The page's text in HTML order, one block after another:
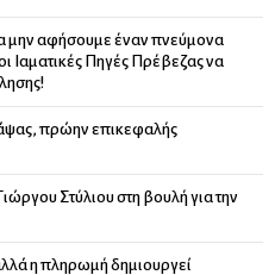
μην αφήσουμε έναν πνεύμονα
Ιαματικές Πηγές Πρέβεζας να
πρώην επικεφαλής
Στύλιου στη βουλή για την
η πληρωμή δημιουργεί